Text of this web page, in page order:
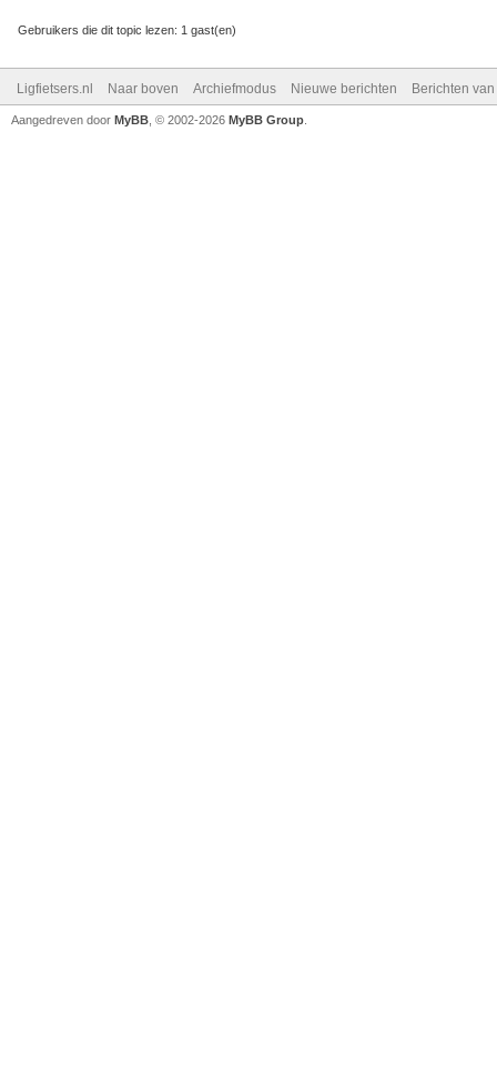
Gebruikers die dit topic lezen: 1 gast(en)
Ligfietsers.nl Naar boven Archiefmodus Nieuwe berichten Berichten
Aangedreven door MyBB , © 2002-2026 MyBB Group